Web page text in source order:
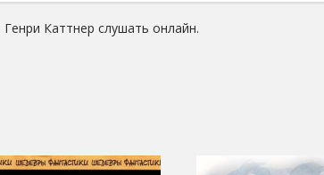
Каттнер слушать онлайн.